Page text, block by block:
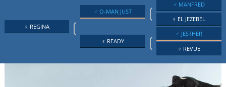
♀ REGINA ❲
♂ O-MAN JUST ❲
♂ MANFRED
♀ EL JEZEBEL
♀ READY ❲
♂ JESTHER
♀ REVUE
.